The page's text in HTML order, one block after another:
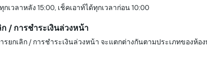
กเวลาหลัง 15:00, เช็คเอาท์ได้ทุกเวลาก่อน 10:00
ก / การชำระเงินล่วงหน้า
รยกเลิก / การชำระเงินล่วงหน้า จะแตกต่างกันตามประเภทของห้อ